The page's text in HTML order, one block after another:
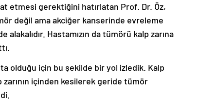
etmesi gerektiğini hatırlatan Prof. Dr. Öz,
değil ama akciğer kanserinde evreleme
Hastamızın da tümörü kalp zarına
olduğu için bu şekilde bir yol izledik. Kalp
zarının içinden kesilerek geride tümör